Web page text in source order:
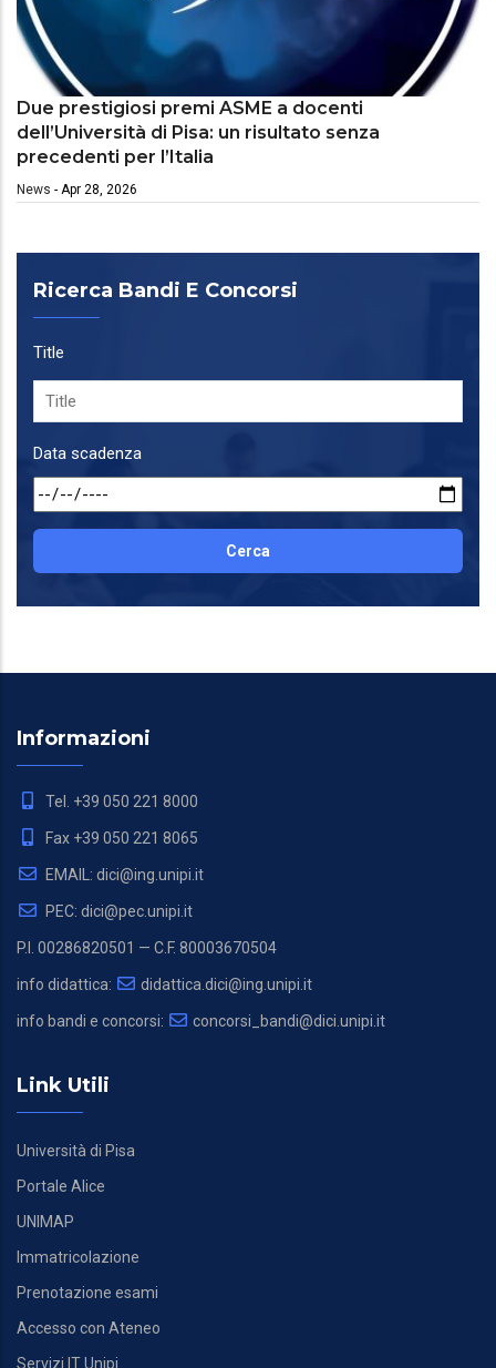
Due prestigiosi premi ASME a docenti
dell’Università di Pisa: un risultato senza
precedenti per l’Italia
News - Apr 28, 2026
Ricerca Bandi E Concorsi
Title
Data scadenza
Informazioni
Tel. +39 050 221 8000
Fax +39 050 221 8065
EMAIL: dici@ing.unipi.it
PEC: dici@pec.unipi.it
P.I. 00286820501 — C.F. 80003670504
info didattica: didattica.dici@ing.unipi.it
info bandi e concorsi: concorsi_bandi@dici.unipi.it
Link Utili
Università di Pisa
Portale Alice
UNIMAP
Immatricolazione
Prenotazione esami
Accesso con Ateneo
Servizi IT Unipi